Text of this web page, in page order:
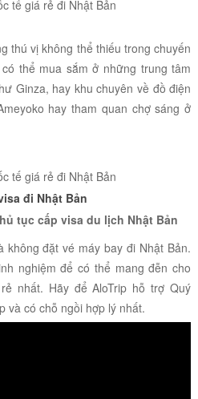
thú vị không thể thiếu trong chuyến
thể mua sắm ở những trung tâm
Ginza, hay khu chuyên về đồ điện
hay tham quan chợ sáng ở
đi Nhật Bản
tục cấp visa du lịch Nhật Bản
đặt vé máy bay đi Nhật Bản.
nghiệm để có thể mang đễn cho
nhất. Hãy để AloTrip hỗ trợ Quý
và có chỗ ngồi hợp lý nhất.